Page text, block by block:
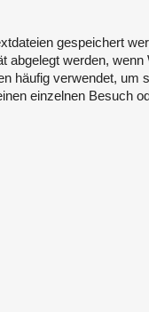
gespeichert
abgelegt werden, wenn
häufig verwendet, um
einzelnen Besuch